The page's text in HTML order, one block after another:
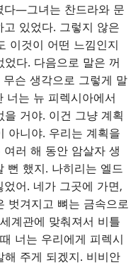
다—그녀는 찬드라와 문
있었다. 그렇지 않은
이것이 어떤 느낌인지
다. 다음으로 말은 꺼
슨 생각으로 그렇게 말
너는 뉴 피렉시아에서
거야. 이건 그냥 계획
아니야. 우리는 계획을
러 해 동안 암살자 생
뻔 했지. 나히리는 엘드
어. 네가 그곳에 가면,
벗겨지고 뼈는 금속으로
계관에 맞춰져서 비틀
너는 우리에게 피렉시
주게 되겠지. 비비안